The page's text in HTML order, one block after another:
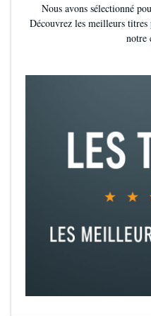
Nous avons sélectionné
Découvrez les meilleurs
notre